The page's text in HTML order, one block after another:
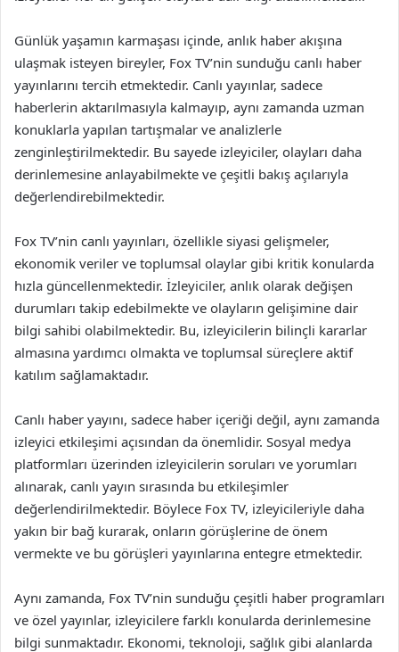
Günlük yaşamın karmaşası içinde, anlık haber akışına
ulaşmak isteyen bireyler, Fox TV’nin sunduğu canlı haber
yayınlarını tercih etmektedir. Canlı yayınlar, sadece
haberlerin aktarılmasıyla kalmayıp, aynı zamanda uzman
konuklarla yapılan tartışmalar ve analizlerle
zenginleştirilmektedir. Bu sayede izleyiciler, olayları daha
derinlemesine anlayabilmekte ve çeşitli bakış açılarıyla
değerlendirebilmektedir.
Fox TV’nin canlı yayınları, özellikle siyasi gelişmeler,
ekonomik veriler ve toplumsal olaylar gibi kritik konularda
hızla güncellenmektedir. İzleyiciler, anlık olarak değişen
durumları takip edebilmekte ve olayların gelişimine dair
bilgi sahibi olabilmektedir. Bu, izleyicilerin bilinçli kararlar
almasına yardımcı olmakta ve toplumsal süreçlere aktif
katılım sağlamaktadır.
Canlı haber yayını, sadece haber içeriği değil, aynı zamanda
izleyici etkileşimi açısından da önemlidir. Sosyal medya
platformları üzerinden izleyicilerin soruları ve yorumları
alınarak, canlı yayın sırasında bu etkileşimler
değerlendirilmektedir. Böylece Fox TV, izleyicileriyle daha
yakın bir bağ kurarak, onların görüşlerine de önem
vermekte ve bu görüşleri yayınlarına entegre etmektedir.
Aynı zamanda, Fox TV’nin sunduğu çeşitli haber programları
ve özel yayınlar, izleyicilere farklı konularda derinlemesine
bilgi sunmaktadır. Ekonomi, teknoloji, sağlık gibi alanlarda